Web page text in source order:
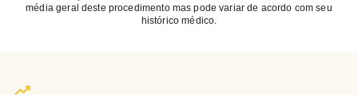
média geral deste procedimento mas pode variar de acordo com seu
histórico médico.